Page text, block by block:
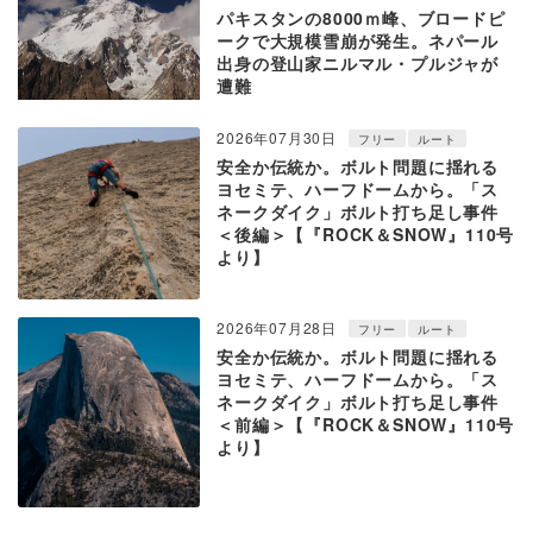
パキスタンの8000ｍ峰、ブロードピ
ークで大規模雪崩が発生。ネパール
出身の登山家ニルマル・プルジャが
遭難
2026年07月30日 フリー ルート
安全か伝統か。ボルト問題に揺れる
ヨセミテ、ハーフドームから。「ス
ネークダイク」ボルト打ち足し事件
＜後編＞【『ROCK＆SNOW』110号
より】
2026年07月28日 フリー ルート
安全か伝統か。ボルト問題に揺れる
ヨセミテ、ハーフドームから。「ス
ネークダイク」ボルト打ち足し事件
＜前編＞【『ROCK＆SNOW』110号
より】